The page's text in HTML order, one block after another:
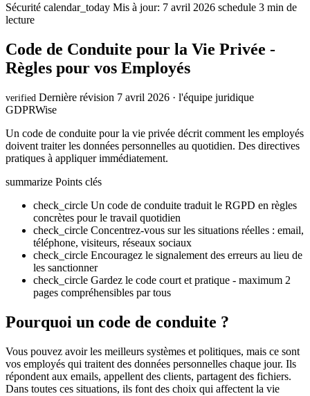
Sécurité calendar_today Mis à jour: 7 avril 2026 schedule 3 min de
lecture
Code de Conduite pour la Vie Privée -
Règles pour vos Employés
verified Dernière révision 7 avril 2026 · l'équipe juridique
GDPRWise
Un code de conduite pour la vie privée décrit comment les employés
doivent traiter les données personnelles au quotidien. Des directives
pratiques à appliquer immédiatement.
summarize Points clés
check_circle Un code de conduite traduit le RGPD en règles
concrètes pour le travail quotidien
check_circle Concentrez-vous sur les situations réelles : email,
téléphone, visiteurs, réseaux sociaux
check_circle Encouragez le signalement des erreurs au lieu de
les sanctionner
check_circle Gardez le code court et pratique - maximum 2
pages compréhensibles par tous
Pourquoi un code de conduite ?
Vous pouvez avoir les meilleurs systèmes et politiques, mais ce sont
vos employés qui traitent des données personnelles chaque jour. Ils
répondent aux emails, appellent des clients, partagent des fichiers.
Dans toutes ces situations, ils font des choix qui affectent la vie